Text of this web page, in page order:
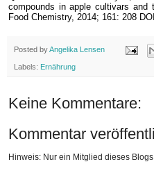
compounds in apple cultivars and
Food Chemistry, 2014; 161: 208
Posted byAngelika Lensen
Labels: Ernährung
Keine Kommentare:
Kommentar
Hinweis: Nur ein Mitglied dieses